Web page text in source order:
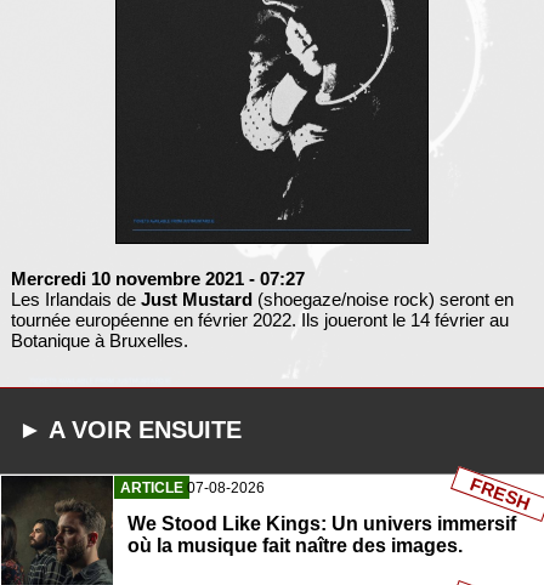
Mercredi 10 novembre 2021 - 07:27
Les Irlandais de Just Mustard(shoegaze/noise rock) seront en
tournée européenne en février 2022. Ils joueront le 14 février au
Botanique à Bruxelles.
► A VOIR ENSUITE
ARTICLE 07-08-2026
We Stood Like Kings: Un univers immersif
où la musique fait naître des images.
FRESH